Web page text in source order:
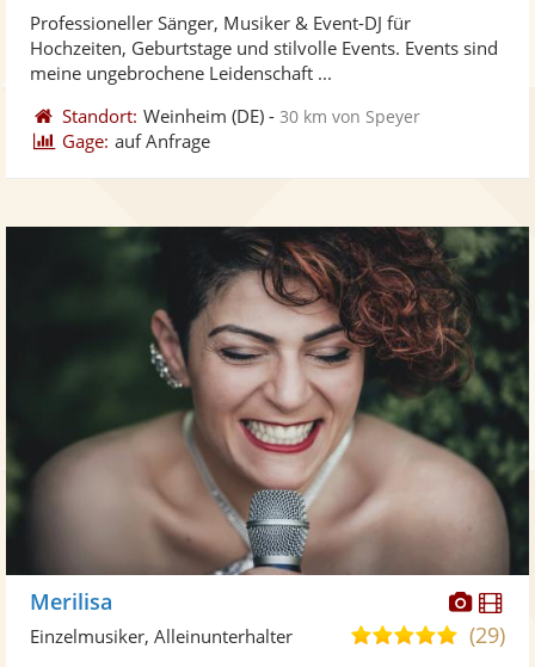
Professioneller Sänger, Musiker & Event-DJ für
Hochzeiten, Geburtstage und stilvolle Events. Events sind
meine ungebrochene Leidenschaft ...
Standort: Weinheim (DE) -30 km von Speyer
Gage: auf Anfrage
Merilisa
5,0(29)
Einzelmusiker, Alleinunterhalter